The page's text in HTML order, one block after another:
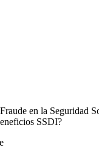
en la Seguridad
SSDI?